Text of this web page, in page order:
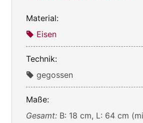
Material:
Eisen
Technik:
gegossen
Maße:
Gesamt: B: 18 cm, L: 64 cm